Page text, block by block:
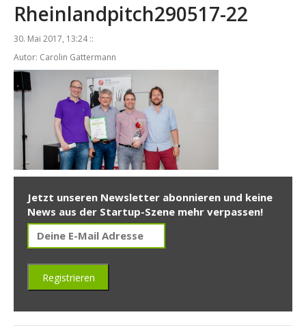
Rheinlandpitch290517-22
30. Mai 2017, 13:24 ::
Autor: Carolin Gattermann
Jetzt unseren Newsletter abonnieren und keine
News aus der Startup-Szene mehr verpassen!